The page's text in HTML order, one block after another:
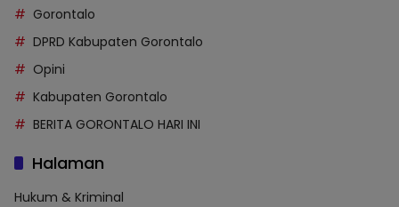
Gorontalo
DPRD Kabupaten Gorontalo
Opini
Kabupaten Gorontalo
BERITA GORONTALO HARI INI
Halaman
Hukum & Kriminal